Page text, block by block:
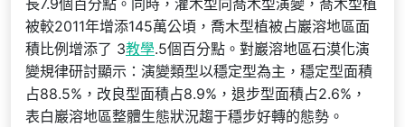
長7.9個百分點。同時，灌木型向喬木型演變，喬木型植
被較2011年增添145萬公頃，喬木型植被占巖溶地區面
積比例增添了 3教學.5個百分點。對巖溶地區石漠化演
變規律研討顯示：演變類型以穩定型為主，穩定型面積
占88.5%，改良型面積占8.9%，退步型面積占2.6%，
表白巖溶地區整體生態狀況趨于穩步好轉的態勢。